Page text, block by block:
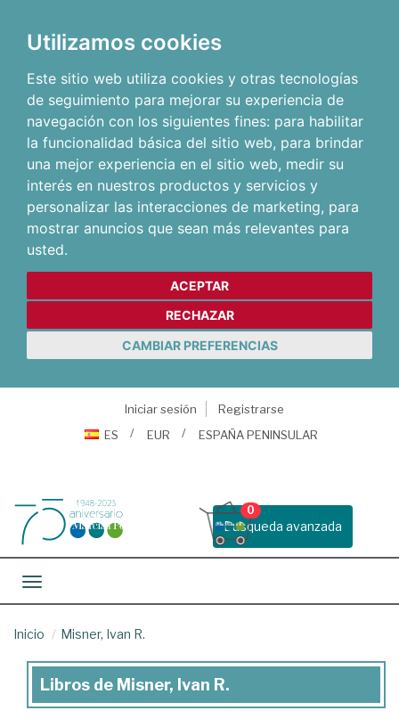
Utilizamos cookies
Este sitio web utiliza cookies y otras tecnologías
de seguimiento para mejorar su experiencia de
navegación con los siguientes fines: para habilitar
la funcionalidad básica del sitio web, para brindar
una mejor experiencia en el sitio web, medir su
interés en nuestros productos y servicios y
personalizar las interacciones de marketing, para
mostrar anuncios que sean más relevantes para
usted.
ACEPTAR
RECHAZAR
CAMBIAR PREFERENCIAS
Iniciar sesión
Registrarse
ES
EUR ESPAÑA PENINSULAR
Busqueda avanzada
0
Toggle navigation
Inicio Misner, Ivan R.
Libros
Libros de Misner, Ivan R.